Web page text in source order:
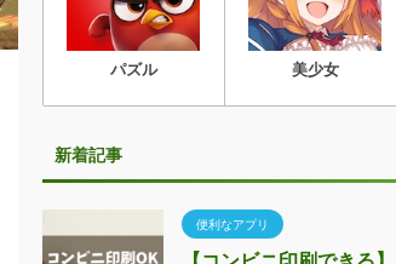
パズル 美少女
新着記事
便利なアプリ